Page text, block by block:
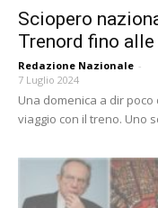
Sciopero
Trenord fino
Redazione Nazionale -
7 Luglio 2024
Una domenica a dir
viaggio con il treno. Uno